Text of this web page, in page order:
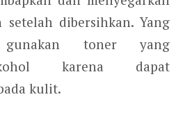
dibersihkan. Yang
toner yang
karena dapat
kulit.